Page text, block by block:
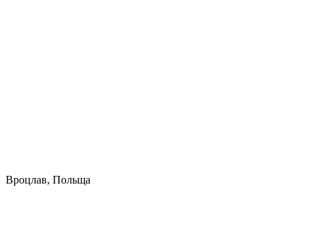
Вроцлав, Польща